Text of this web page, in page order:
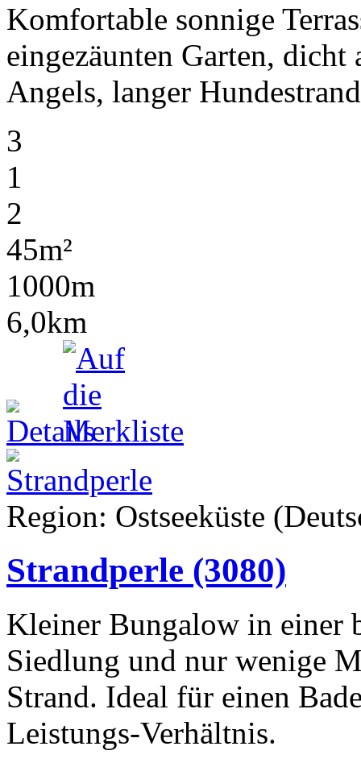
Komfortable sonnige
eingezäunten Garten, dicht
Angels, langer
3
1
2
45m²
1000m
6,0km
Region: Ostseeküste
Strandperle (3080)
Kleiner Bungalow in einer
Siedlung und nur wenige
Strand. Ideal für einen
Leistungs-Verhältnis.